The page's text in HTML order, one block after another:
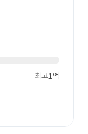
최고1억